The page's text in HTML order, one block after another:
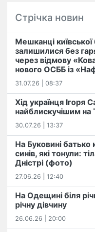
Стрічка новин
Мешканці
залишилися без
через відмову
нового ОСББ із
31.07.26 | 08:37
Хід українця Ігоря
найблискучішим
30.07.26 | 13:37
На Буковині батько
синів, які тонули:
Дністрі (фото)
27.06.26 | 12:40
На Одещині біля
річну дівчину
26.06.26 | 20:00